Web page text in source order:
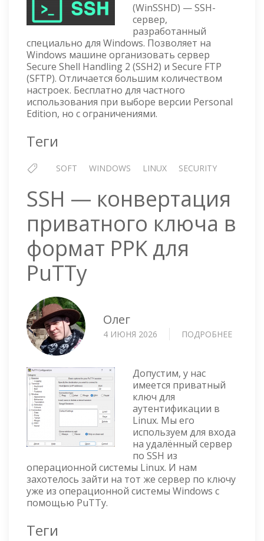
(WinSSHD) — SSH-
сервер,
разработанный
специально для Windows. Позволяет на
Windows машине организовать сервер
Secure Shell Handling 2 (SSH2) и Secure FTP
(SFTP). Отличается большим количеством
настроек. Бесплатно для частного
использования при выборе версии Personal
Edition, но с ограничениями.
Теги
SOFT WINDOWS LINUX SECURITY
SSH — конвертация
приватного ключа в
формат PPK для
PuTTy
Олег
4 ИЮНЯ 2026 ПОДРОБНЕЕ
PPK
Допустим, у нас
имеется приватный
ключ для
аутентификации в
Linux. Мы его
используем для входа
на удалённый сервер
по SSH из
операционной системы Linux. И нам
захотелось зайти на тот же сервер по ключу
уже из операционной системы Windows с
помощью PuTTy.
Теги